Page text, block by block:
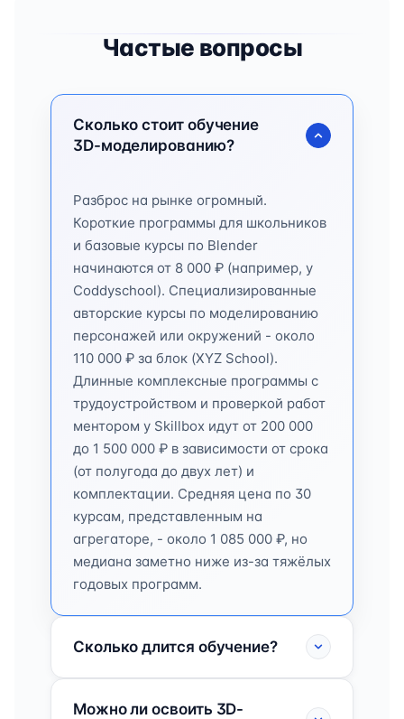
Частые вопросы
Сколько стоит обучение
3D-моделированию?
Разброс на рынке огромный.
Короткие программы для школьников
и базовые курсы по Blender
начинаются от 8 000 ₽ (например, у
Coddyschool). Специализированные
авторские курсы по моделированию
персонажей или окружений - около
110 000 ₽ за блок (XYZ School).
Длинные комплексные программы с
трудоустройством и проверкой работ
ментором у Skillbox идут от 200 000
до 1 500 000 ₽ в зависимости от срока
(от полугода до двух лет) и
комплектации. Средняя цена по 30
курсам, представленным на
агрегаторе, - около 1 085 000 ₽, но
медиана заметно ниже из-за тяжёлых
годовых программ.
Сколько длится обучение?
Можно ли освоить 3D-